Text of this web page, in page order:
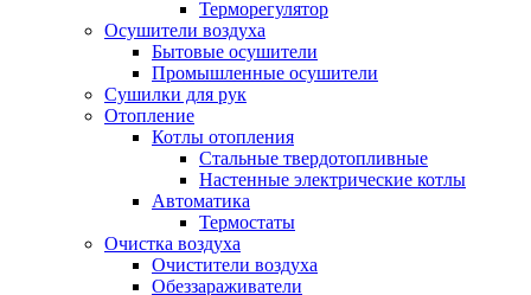
Терморегулятор
Осушители воздуха
Бытовые осушители
Промышленные осушители
Сушилки для рук
Отопление
Котлы отопления
Стальные твердотопливные
Настенные электрические котлы
Автоматика
Термостаты
Очистка воздуха
Очистители воздуха
Обеззараживатели